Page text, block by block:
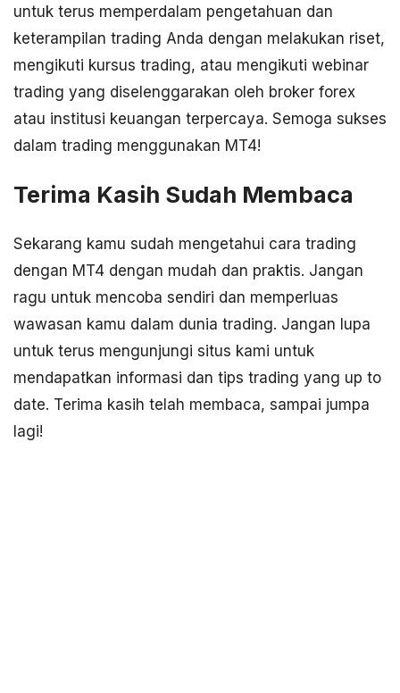
untuk terus memperdalam pengetahuan dan
keterampilan trading Anda dengan melakukan riset,
mengikuti kursus trading, atau mengikuti webinar
trading yang diselenggarakan oleh broker forex
atau institusi keuangan terpercaya. Semoga sukses
dalam trading menggunakan MT4!
Terima Kasih Sudah Membaca
Sekarang kamu sudah mengetahui cara trading
dengan MT4 dengan mudah dan praktis. Jangan
ragu untuk mencoba sendiri dan memperluas
wawasan kamu dalam dunia trading. Jangan lupa
untuk terus mengunjungi situs kami untuk
mendapatkan informasi dan tips trading yang up to
date. Terima kasih telah membaca, sampai jumpa
lagi!